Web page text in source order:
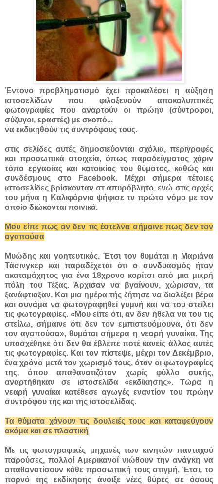
Έντονο προβληματισμό έχει προκαλέσει η αύξηση
ιστοσελίδων που φιλοξενούν αποκαλυπτικές
φωτογραφίες που αναρτούν οι πρώην (σύντροφοι,
σύζυγοι, εραστές) με σκοπό...
να εκδικηθούν τις συντρόφους τους.
στις σελίδες αυτές δημοσιεύονται σχόλια, περιγραφές
και προσωπικά στοιχεία, όπως παραδείγματος χάριν
τόπο εργασίας και κατοικίας του θύματος, καθώς και
συνδέσμους στο Facebook. Μέχρι σήμερα τέτοιες
ιστοσελίδες βρίσκονταν στ απυρόβλητο, ενώ στις αρχές
του μήνα η Καλιφόρνια ψήφισε τν πρώτο νόμο με τον
οποίο διώκονται ποινικά.
Μου είπε πως αν δεν τις έστελνα σήμαινε πως δεν τον
αγαπούσα
Μυώδης και γοητευτικός. Έτσι τον θυμάται η Μαριάνα
Τάσινγκερ και παραδέχεται ότι ο συνδυασμός ήταν
ακαταμάχητος για ένα 18χρονο κορίτσι από μια μικρή
πόλη του Τέξας. Άρχισαν να βγαίνουν, χώρισαν, τα
ξανάφτιαξαν. Και μια ημέρα τής ζήτησε να διαλέξει βέρα
και συνάμα να φωτογραφηθεί γυμνή και να του στείλει
τις φωτογραφίες. «Μου είπε ότι, αν δεν ήθελα να του τις
στείλω, σήμαινε ότι δεν τον εμπιστευόμουνα, ότι δεν
τον αγαπούσα», θυμάται σήμερα η νεαρή γυναίκα. Της
υποσχέθηκε ότι δεν θα έβλεπε ποτέ κανείς άλλος αυτές
τις φωτογραφίες. Και τον πίστεψε, μέχρι τον Δεκέμβριο,
ένα χρόνο μετά τον χωρισμό τους, όταν οι φωτογραφίες
της, όπου απαθανατιζόταν χωρίς φύλλο συκής,
αναρτήθηκαν σε ιστοσελίδα «εκδίκησης». Τώρα η
νεαρή γυναίκα κατέθεσε αγωγές εναντίον του πρώην
συντρόφου της και της ιστοσελίδας.
Τα θύματα χάνουν τις δουλειές τους και καταφεύγουν
ακόμα και σε πλαστική
Με τις φωτογραφικές μηχανές των κινητών πανταχού
παρούσες, πολλοί Αμερικανοί νιώθουν την ανάγκη να
απαθανατίσουν κάθε προσωπική τους στιγμή. Έτσι, το
πορνό της εκδίκησης άνοιξε νέες θύρες σε όσους